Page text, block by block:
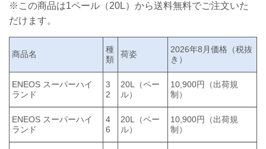
※この商品は1ペール（20L）から送料無料でご注文いた
だけます。
商品名
種
類
荷姿
2026年8月価格（税抜
き）
ENEOS スーパーハイ
ランド
3
2
20L（ペー
ル）
10,900円（出荷規
制）
ENEOS スーパーハイ
ランド
4
6
20L（ペー
ル）
10,900円（出荷規
制）